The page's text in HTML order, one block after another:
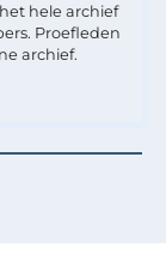
hele archief
Proefleden
archief.